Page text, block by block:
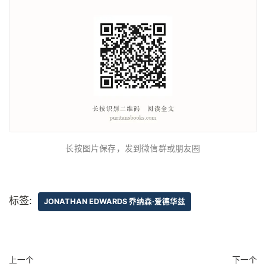
长按图片保存，发到微信群或朋友圈
标签: JONATHAN EDWARDS 乔纳森·爱德华兹
上一个 下一个